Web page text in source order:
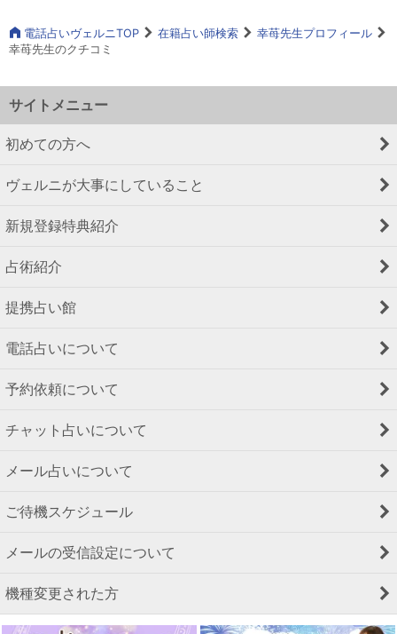
電話占いヴェルニTOP 在籍占い師検索
幸苺先生プロフィール
幸苺先生のクチコミ
サイトメニュー
初めての方へ
ヴェルニが大事にしていること
新規登録特典紹介
占術紹介
提携占い館
電話占いについて
予約依頼について
チャット占いについて
メール占いについて
ご待機スケジュール
メールの受信設定について
機種変更された方